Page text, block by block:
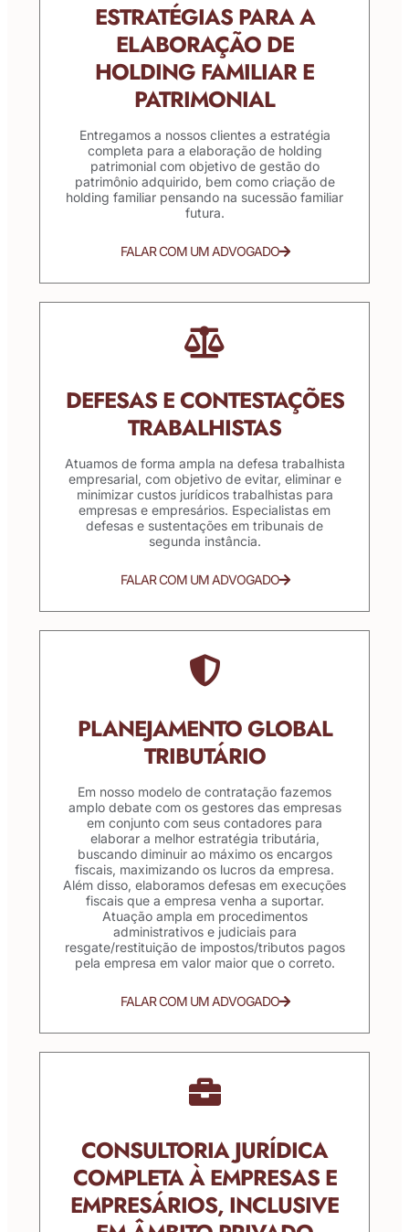
ESTRATÉGIAS PARA A
ELABORAÇÃO DE
HOLDING FAMILIAR E
PATRIMONIAL
Entregamos a nossos clientes a estratégia
completa para a elaboração de holding
patrimonial com objetivo de gestão do
patrimônio adquirido, bem como criação de
holding familiar pensando na sucessão familiar
futura.
FALAR COM UM ADVOGADO
DEFESAS E CONTESTAÇÕES
TRABALHISTAS
Atuamos de forma ampla na defesa trabalhista
empresarial, com objetivo de evitar, eliminar e
minimizar custos jurídicos trabalhistas para
empresas e empresários. Especialistas em
defesas e sustentações em tribunais de
segunda instância.
FALAR COM UM ADVOGADO
PLANEJAMENTO GLOBAL
TRIBUTÁRIO
Em nosso modelo de contratação fazemos
amplo debate com os gestores das empresas
em conjunto com seus contadores para
elaborar a melhor estratégia tributária,
buscando diminuir ao máximo os encargos
fiscais, maximizando os lucros da empresa.
Além disso, elaboramos defesas em execuções
fiscais que a empresa venha a suportar.
Atuação ampla em procedimentos
administrativos e judiciais para
resgate/restituição de impostos/tributos pagos
pela empresa em valor maior que o correto.
FALAR COM UM ADVOGADO
CONSULTORIA JURÍDICA
COMPLETA À EMPRESAS E
EMPRESÁRIOS, INCLUSIVE